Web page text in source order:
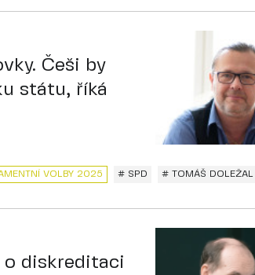
Češi by
státu, říká
VOLBY 2025 # SPD # TOMÁŠ DOLEŽAL
o diskreditaci